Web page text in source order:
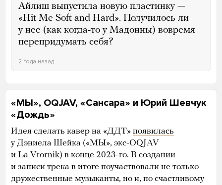
Айлиш выпустила новую пластинку —
«Hit Me Soft and Hard». Получилось ли
у нее (как когда-то у Мадонны) вовремя
перепридумать себя?
2 года назад
«МЫ», OQJAV, «Сансара» и Юрий Шевчук
«Дождь»
Идея сделать кавер на «ДДТ» появилась
у Дэниела Шейка («МЫ», экс-OQJAV
и La Vtornik) в конце 2023-го. В создании
и записи трека в итоге поучаствовали не только
дружественные музыканты, но и, по счастливому